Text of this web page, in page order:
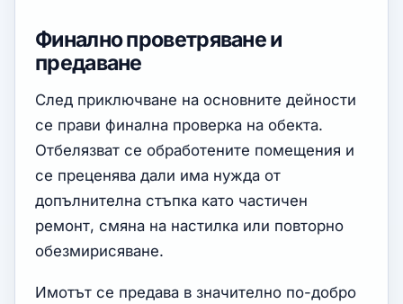
Финално проветряване и
предаване
След приключване на основните дейности
се прави финална проверка на обекта.
Отбелязват се обработените помещения и
се преценява дали има нужда от
допълнителна стъпка като частичен
ремонт, смяна на настилка или повторно
обезмирисяване.
Имотът се предава в значително по-добро